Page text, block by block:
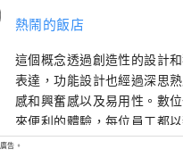
熱鬧的飯店
這個概念透過創造性的設計
表達，功能設計也經過深思
感和興奮感以及易用性。數
來便利的體驗，每位員工都
提供個性化、生動的服務，
告。